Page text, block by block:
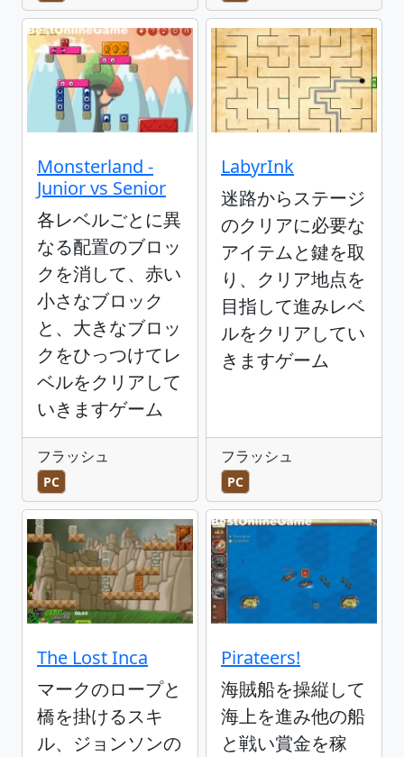
Monsterland -
Junior vs Senior
各レベルごとに異
なる配置のブロッ
クを消して、赤い
小さなブロック
と、大きなブロッ
クをひっつけてレ
ベルをクリアして
いきますゲーム
フラッシュ
PC
LabyrInk
迷路からステージ
のクリアに必要な
アイテムと鍵を取
り、クリア地点を
目指して進みレベ
ルをクリアしてい
きますゲーム
フラッシュ
PC
The Lost Inca
マークのロープと
橋を掛けるスキ
ル、ジョンソンの
Pirateers!
海賊船を操縦して
海上を進み他の船
と戦い賞金を稼